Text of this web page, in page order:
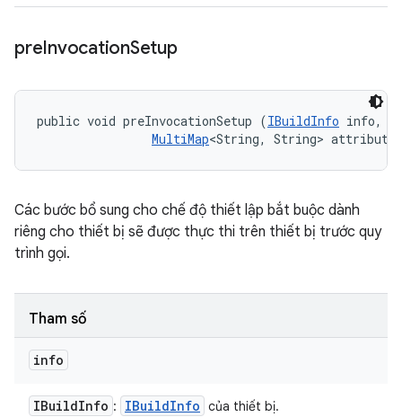
preInvocationSetup
public void preInvocationSetup (IBuildInfo info,
MultiMap<String, String>
Các bước bổ sung cho chế độ thiết lập bắt buộc dành
riêng cho thiết bị sẽ được thực thi trên thiết bị trước quy
trình gọi.
Tham số
info
IBuildInfo : IBuildInfo của thiết bị.